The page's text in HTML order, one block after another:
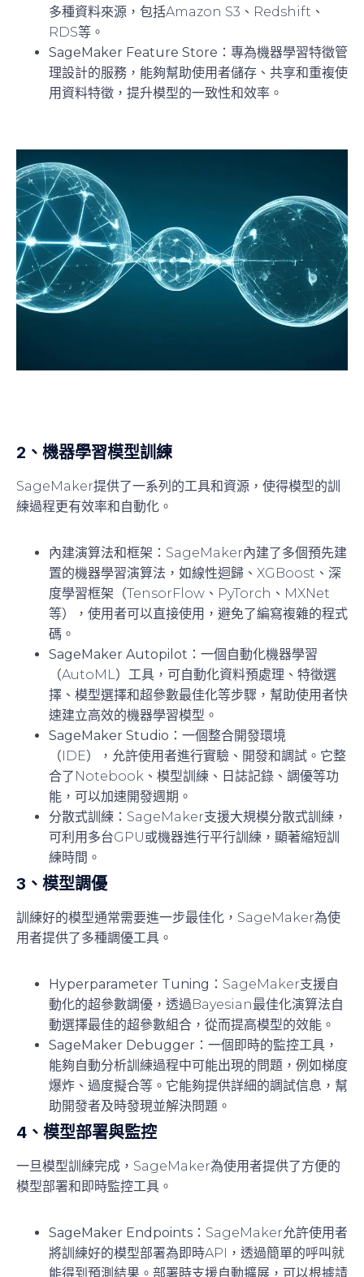
多種資料來源，包括Amazon S3、Redshift、
RDS等。
SageMaker Feature Store ：專為機器學習特徵管
理設計的服務，能夠幫助使用者儲存、共享和重複使
用資料特徵，提升模型的一致性和效率。
2、 機器學習模型訓練
SageMaker提供了一系列的工具和資源，使得模型的訓
練過程更有效率和自動化。
內建演算法和框架 ：SageMaker內建了多個預先建
置的機器學習演算法，如線性迴歸、XGBoost、深
度學習框架（TensorFlow、PyTorch、MXNet
等），使用者可以直接使用，避免了編寫複雜的程式
碼。
SageMaker Autopilot ：一個自動化機器學習
（AutoML）工具，可自動化資料預處理、特徵選
擇、模型選擇和超參數最佳化等步驟，幫助使用者快
速建立高效的機器學習模型。
SageMaker Studio ：一個整合開發環境
（IDE），允許使用者進行實驗、開發和調試。它整
合了Notebook、模型訓練、日誌記錄、調優等功
能，可以加速開發週期。
分散式訓練 ：SageMaker支援大規模分散式訓練，
可利用多台GPU或機器進行平行訓練，顯著縮短訓
練時間。
3、 模型調優
訓練好的模型通常需要進一步最佳化，SageMaker為使
用者提供了多種調優工具。
Hyperparameter Tuning ：SageMaker支援自
動化的超參數調優，透過Bayesian最佳化演算法自
動選擇最佳的超參數組合，從而提高模型的效能。
SageMaker Debugger ：一個即時的監控工具，
能夠自動分析訓練過程中可能出現的問題，例如梯度
爆炸、過度擬合等。它能夠提供詳細的調試信息，幫
助開發者及時發現並解決問題。
4、 模型部署與監控
一旦模型訓練完成，SageMaker為使用者提供了方便的
模型部署和即時監控工具。
SageMaker Endpoints ：SageMaker允許使用者
將訓練好的模型部署為即時API，透過簡單的呼叫就
能得到預測結果。部署時支援自動擴展，可以根據請